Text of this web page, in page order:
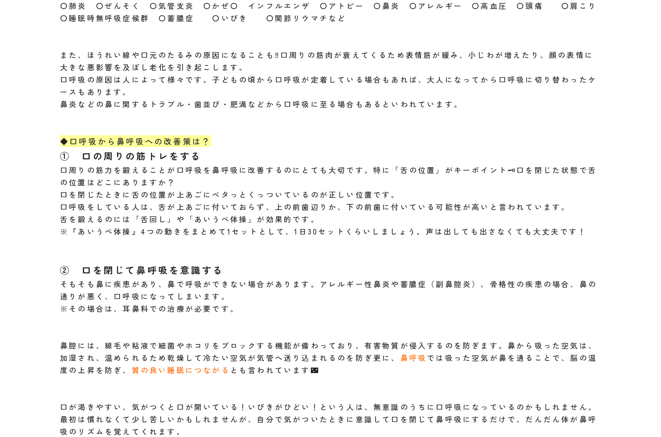
〇肺炎 〇ぜんそく 〇気管支炎 〇かぜ〇 インフルエンザ 〇アトピー 〇鼻炎 〇アレルギー 〇高血圧 〇頭痛 〇肩こり
〇睡眠時無呼吸症候群 〇蓄膿症 〇いびき 〇関節リウマチなど
また、ほうれい線や口元のたるみの原因になることも‼口周りの筋肉が衰えてくるため表情筋が緩み、小じわが増えたり、顔の表情に
大きな悪影響を及ぼし老化を引き起こします。
口呼吸の原因は人によって様々です。子どもの頃から口呼吸が定着している場合もあれば、大人になってから口呼吸に切り替わったケ
ースもあります。
鼻炎などの鼻に関するトラブル・歯並び・肥満などから口呼吸に至る場合もあるといわれています。
◆口呼吸から鼻呼吸への改善策は？
① 口の周りの筋トレをする
口周りの筋力を鍛えることが口呼吸を鼻呼吸に改善するのにとても大切です。特に「舌の位置」がキーポイント🗝口を閉じた状態で舌
の位置はどこにありますか？
口を閉じたときに舌の位置が上あごにベタっとくっついているのが正しい位置です。
口呼吸をしている人は、舌が上あごに付いておらず、上の前歯辺りか、下の前歯に付いている可能性が高いと言われています。
舌を鍛えるのには「舌回し」や「あいうべ体操」が効果的です。
※『あいうべ体操』4つの動きをまとめて1セットとして、1日30セットくらいしましょう。声は出しても出さなくても大丈夫です！
② 口を閉じて鼻呼吸を意識する
そもそも鼻に疾患があり、鼻で呼吸ができない場合があります。アレルギー性鼻炎や蓄膿症（副鼻腔炎）、骨格性の疾患の場合、鼻の
通りが悪く、口呼吸になってしまいます。
※その場合は、耳鼻科での治療が必要です。
鼻腔には、線毛や粘液で細菌やホコリをブロックする機能が備わっており、有害物質が侵入するのを防ぎます。鼻から吸った空気は、
加湿され、温められるため乾燥して冷たい空気が気管へ送り込まれるのを防ぎ更に、 鼻呼吸 では吸った空気が鼻を通ることで、脳の温
度の上昇を防ぎ、 質の良い睡眠につながる とも言われています🌃
口が渇きやすい、気がつくと口が開いている！いびきがひどい！という人は、無意識のうちに口呼吸になっているのかもしれません。
最初は慣れなくて少し苦しいかもしれませんが、自分で気がついたときに意識して口を閉じて鼻呼吸にするだけで、だんだん体が鼻呼
吸のリズムを覚えてくれます。